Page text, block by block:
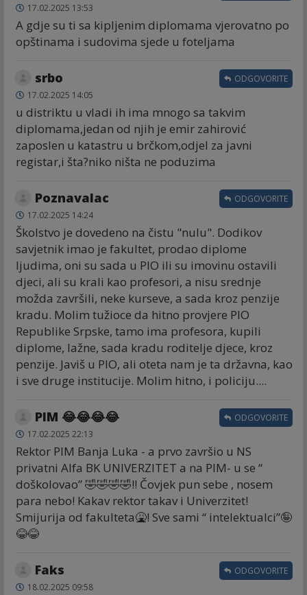
17.02.2025 13:53
A gdje su ti sa kipljenim diplomama vjerovatno po
opštinama i sudovima sjede u foteljama
srbo
17.02.2025 14:05
u distriktu u vladi ih ima mnogo sa takvim
diplomama,jedan od njih je emir zahirović
zaposlen u katastru u brčkom,odjel za javni
registar,i šta?niko ništa ne poduzima
ODGOVORITE
Poznavalac
17.02.2025 14:24
Školstvo je dovedeno na čistu "nulu". Dodikov
savjetnik imao je fakultet, prodao diplome
ljudima, oni su sada u PIO ili su imovinu ostavili
djeci, ali su krali kao profesori, a nisu srednje
možda završili, neke kurseve, a sada kroz penzije
kradu. Molim tužioce da hitno provjere PIO
Republike Srpske, tamo ima profesora, kupili
diplome, lažne, sada kradu roditelje djece, kroz
penzije. Javiš u PIO, ali oteta nam je ta državna, kao
i sve druge institucije. Molim hitno, i policiju....
ODGOVORITE
PIM 😂😂😂😂
17.02.2025 22:13
Rektor PIM Banja Luka - a prvo završio u NS
privatni Alfa BK UNIVERZITET a na PIM- u se “
doškolovao” 🤣🤣🤣🤣!! Čovjek pun sebe , nosem
para nebo! Kakav rektor takav i Univerzitet!
Smijurija od fakulteta🤮! Sve sami “ intelektualci”🤪
😂😂
ODGOVORITE
Faks
18.02.2025 09:58
ODGOVORITE